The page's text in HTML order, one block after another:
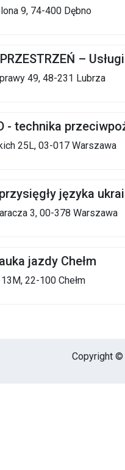
9, 74-400 Dębno
–
49, 48-231 Lubrza
- technika
25L, 03-017 Warszawa
języka
3, 00-378 Warszawa
jazdy Chełm
22-100 Chełm
Copyright ©